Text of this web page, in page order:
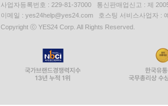
사업자등록번호 : 229-81-37000 통신판매업신고 : 제
이메일 : yes24help@yes24.com 호스팅 서비스사업자 :
Copyright ⓒ YES24 Corp. All Rights Reserved.